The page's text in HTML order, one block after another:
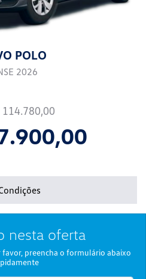
POLO
2026
114.780,00
nesta oferta
preencha o formulário abaixo